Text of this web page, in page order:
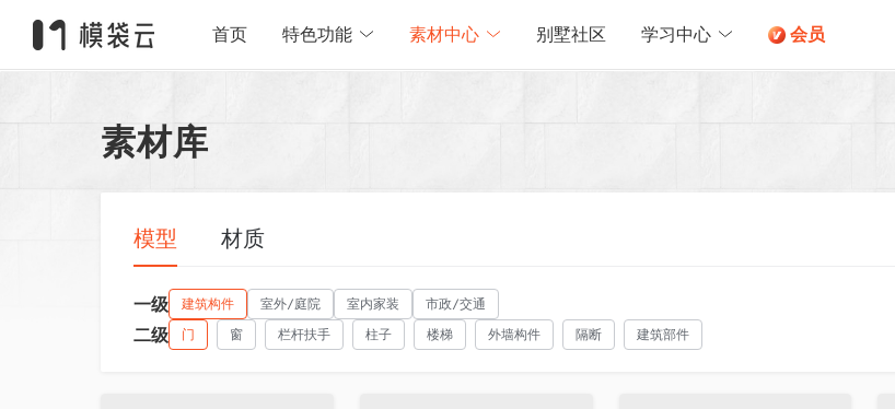
首页 特色功能 素材中心 别墅社区 学习中心 会员
素材库
模型 材质
一级 建筑构件 室外/庭院 室内家装 市政/交通
二级 门 窗 栏杆扶手 柱子 楼梯 外墙构件 隔断 建筑部件